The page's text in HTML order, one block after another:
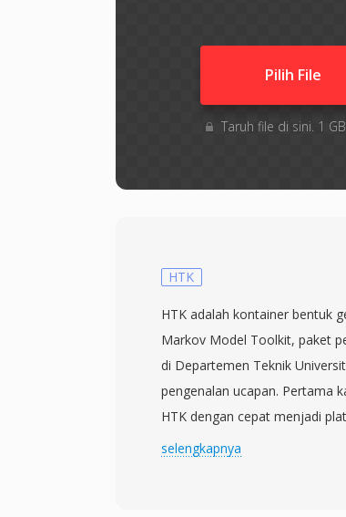
Pilih File
Taruh file di sini. 1
HTK
HTK adalah kontainer bentuk
Markov Model Toolkit, paket
di Departemen Teknik
pengenalan ucapan. Pertama
HTK dengan cepat menjadi
linguistik komputasional di
selengkapnya